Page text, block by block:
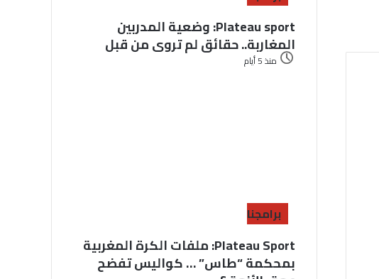
Plateau sport: وضعية المدربين
المغاربة.. حقائق لم تروى من قبل
منذ 5 أيام
برامجنا
Plateau Sport: ملفات الكرة المغربية
بمحكمة “طاس” … كواليس تفضح